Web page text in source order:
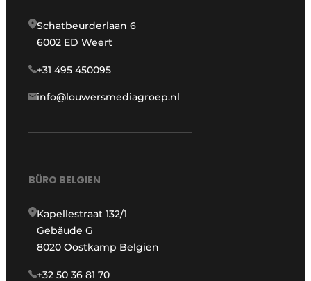
Schatbeurderlaan 6
6002 ED Weert
+31 495 450095
info@louwersmediagroep.nl
BÜRO BELGIEN
Kapellestraat 132/1
Gebäude G
8020 Oostkamp Belgien
+32 50 36 81 70